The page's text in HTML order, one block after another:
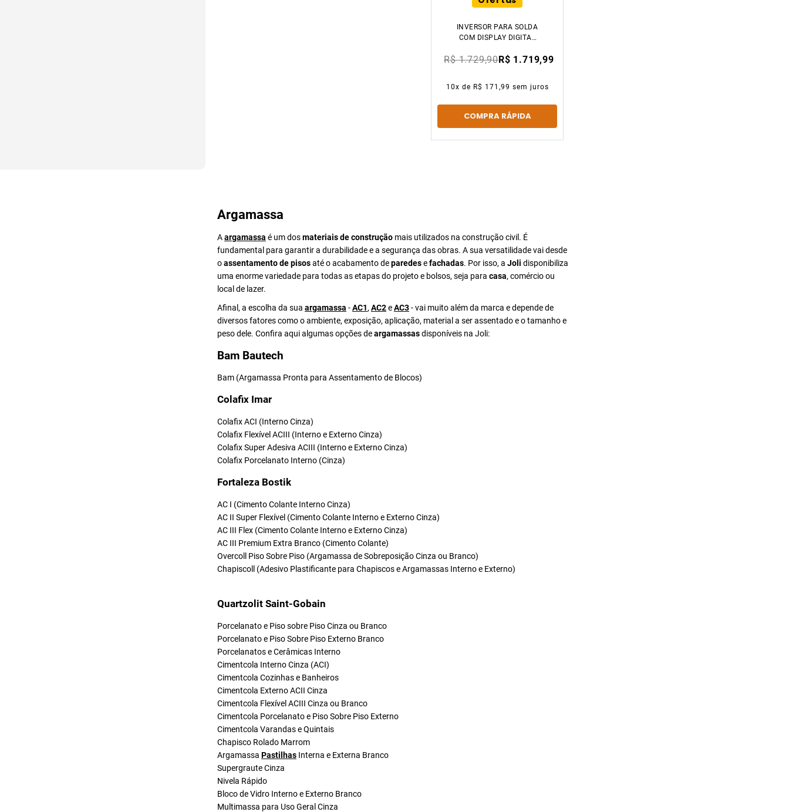
INVERSOR PARA SOLDA
COM DISPLAY DIGITAL
R$ 1.729,90R$ 1.719,99
10x de R$ 171,99 sem juros
COMPRA RÁPIDA
Argamassa
Aargamassa é um dosmateriais de construção mais utilizados na construção civil. É
fundamental para garantir a durabilidade e a segurança das obras. A sua versatilidade vai desde
oassentamento de pisosaté o acabamento deparedesefachadas. Por isso, a Joli disponibiliza
uma enorme variedade para todas as etapas do projeto e bolsos, seja para casa, comércio ou
local de lazer.
Afinal, a escolha da sua argamassa -AC1, AC2eAC3- vai muito além da marca e depende de
diversos fatores como o ambiente, exposição, aplicação, material a ser assentado e o tamanho e
peso dele. Confira aqui algumas opções deargamassasdisponíveis na Joli:
Bam Bautech
Bam (Argamassa Pronta para Assentamento de Blocos)
Colafix Imar
Colafix ACI (Interno Cinza)
Colafix Flexível ACIII (Interno e Externo Cinza)
Colafix Super Adesiva ACIII (Interno e Externo Cinza)
Colafix Porcelanato Interno (Cinza)
Fortaleza Bostik
AC I (Cimento Colante Interno Cinza)
AC II Super Flexível (Cimento Colante Interno e Externo Cinza)
AC III Flex (Cimento Colante Interno e Externo Cinza)
AC III Premium Extra Branco (Cimento Colante)
Overcoll Piso Sobre Piso (Argamassa de Sobreposição Cinza ou Branco)
Chapiscoll (Adesivo Plastificante para Chapiscos e Argamassas Interno e Externo)
Quartzolit Saint-Gobain
Porcelanato e Piso sobre Piso Cinza ou Branco
Porcelanato e Piso Sobre Piso Externo Branco
Porcelanatos e Cerâmicas Interno
Cimentcola Interno Cinza (ACI)
Cimentcola Cozinhas e Banheiros
Cimentcola Externo ACII Cinza
Cimentcola Flexível ACIII Cinza ou Branco
Cimentcola Porcelanato e Piso Sobre Piso Externo
Cimentcola Varandas e Quintais
Chapisco Rolado Marrom
Argamassa Pastilhas Interna e Externa Branco
Supergraute Cinza
Nivela Rápido
Bloco de Vidro Interno e Externo Branco
Multimassa para Uso Geral Cinza